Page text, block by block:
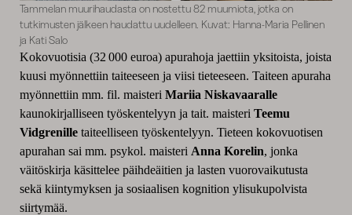
Tammelan muurihaudasta on nostettu 82 muumiota, jotka on
tutkimusten jälkeen haudattu uudelleen. Kuvat: Hanna-Maria Pellinen
ja Kati Salo
Kokovuotisia (32 000 euroa) apurahoja jaettiin yksitoista, joista
kuusi myönnettiin taiteeseen ja viisi tieteeseen. Taiteen apuraha
myönnettiin mm. fil. maisteri Mariia Niskavaaralle
kaunokirjalliseen työskentelyyn ja tait. maisteri Teemu
Vidgrenille taiteelliseen työskentelyyn. Tieteen kokovuotisen
apurahan sai mm. psykol. maisteri Anna Korelin, jonka
väitöskirja käsittelee päihdeäitien ja lasten vuorovaikutusta
sekä kiintymyksen ja sosiaalisen kognition ylisukupolvista
siirtymää.